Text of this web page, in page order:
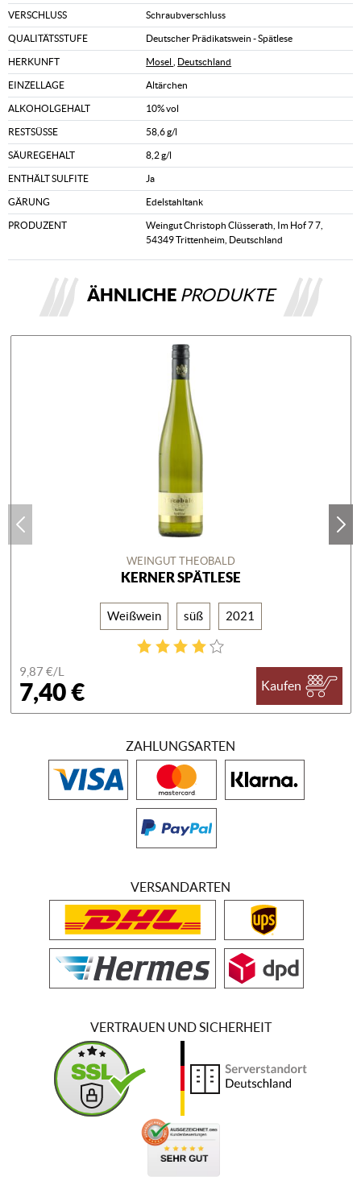
VERSCHLUSS Schraubverschluss
QUALITÄTSSTUFE Deutscher Prädikatswein - Spätlese
HERKUNFT Mosel Deutschland
EINZELLAGE Altärchen
ALKOHOLGEHALT 10% vol
RESTSÜSSE 58,6 g/l
SÄUREGEHALT 8,2 g/l
ENTHÄLT SULFITE Ja
GÄRUNG Edelstahltank
PRODUZENT
Weingut Christoph Clüsserath, Im Hof 7 7,
54349 Trittenheim, Deutschland
ÄHNLICHE PRODUKTE
WEINGUT THEOBALD
KERNER SPÄTLESE
Weißwein süß 2021
9,87 €/L
7,40 € Kaufen
ZAHLUNGSARTEN
VERSANDARTEN
VERTRAUEN UND SICHERHEIT